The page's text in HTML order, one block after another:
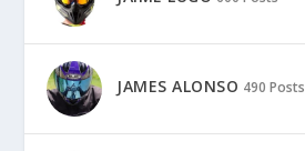
JAMES ALONSO 490 Posts